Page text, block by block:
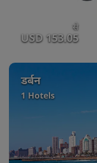
से
USD 153.05
डर्बन
1 Hotels